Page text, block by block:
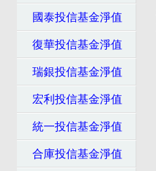
國泰投信基金淨值
復華投信基金淨值
瑞銀投信基金淨值
宏利投信基金淨值
統一投信基金淨值
合庫投信基金淨值